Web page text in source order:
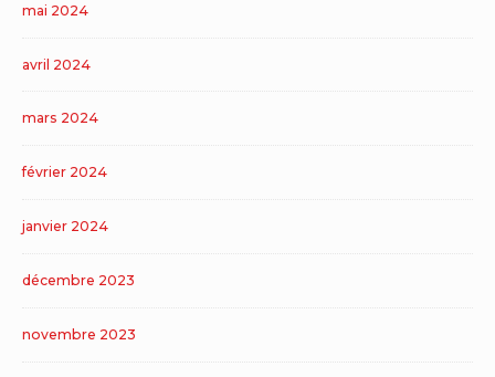
mai 2024
avril 2024
mars 2024
février 2024
janvier 2024
décembre 2023
novembre 2023